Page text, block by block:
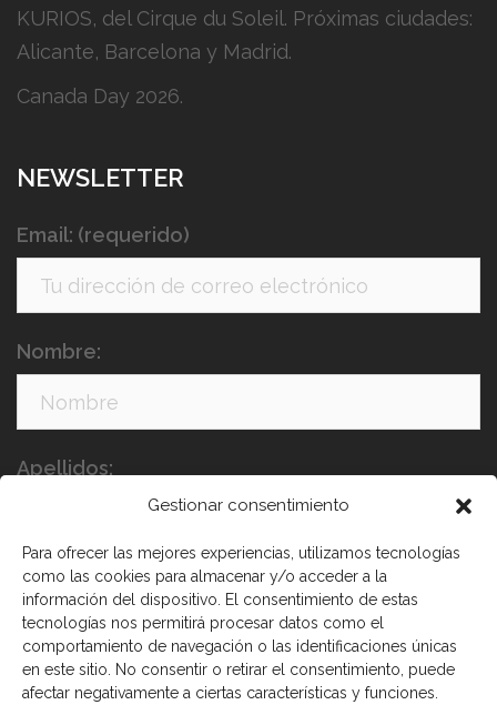
Gestionar consentimiento
Para ofrecer las mejores experiencias, utilizamos tecnologías
como las cookies para almacenar y/o acceder a la
información del dispositivo. El consentimiento de estas
tecnologías nos permitirá procesar datos como el
comportamiento de navegación o las identificaciones únicas
en este sitio. No consentir o retirar el consentimiento, puede
afectar negativamente a ciertas características y funciones.
KURIOS, del Cirque du Soleil. Próximas ciudades:
Alicante, Barcelona y Madrid.
Canada Day 2026.
NEWSLETTER
Email: (requerido)
Nombre:
Apellidos:
He leído y acepto los términos y condiciones